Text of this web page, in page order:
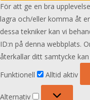
För att ge en bra
lagra och/eller komma åt
dessa tekniker kan vi
ID:n på denna webbplats.
återkallar ditt samtycke
Funktionell
Alltid aktiv
Alternativ